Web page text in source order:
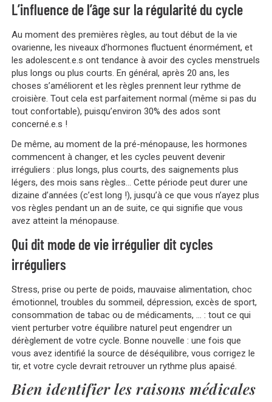
L’influence de l’âge sur la régularité du cycle
Au moment des premières règles, au tout début de la vie
ovarienne, les niveaux d’hormones fluctuent énormément, et
les adolescent.e.s ont tendance à avoir des cycles menstruels
plus longs ou plus courts. En général, après 20 ans, les
choses s’améliorent et les règles prennent leur rythme de
croisière. Tout cela est parfaitement normal (même si pas du
tout confortable), puisqu’environ 30% des ados sont
concerné.e.s !
De même, au moment de la pré-ménopause, les hormones
commencent à changer, et les cycles peuvent devenir
irréguliers : plus longs, plus courts, des saignements plus
légers, des mois sans règles… Cette période peut durer une
dizaine d’années (c’est long !), jusqu’à ce que vous n’ayez plus
vos règles pendant un an de suite, ce qui signifie que vous
avez atteint la ménopause.
Qui dit mode de vie irrégulier dit cycles
irréguliers
Stress, prise ou perte de poids, mauvaise alimentation, choc
émotionnel, troubles du sommeil, dépression, excès de sport,
consommation de tabac ou de médicaments, … : tout ce qui
vient perturber votre équilibre naturel peut engendrer un
dérèglement de votre cycle. Bonne nouvelle : une fois que
vous avez identifié la source de déséquilibre, vous corrigez le
tir, et votre cycle devrait retrouver un rythme plus apaisé.
Bien identifier les raisons médicales